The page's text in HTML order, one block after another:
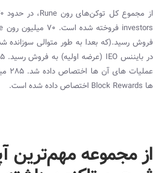
از مجموع کل توکن‌های رون Rune، در حدود 30 میلیون رون
investors فروخته شده است. 70 میلیون رون
فروش رسید.(که بعدا به طور متوالی سوزانده شد) و 20
در بایننس IEO (عرضه اولیه) به فروش رسید. 105 میلیون رون
عملیات های آن ها اختصاص داده شد. 285 میلیون رون
ها Block Rewards اختصاص داده شده است.
از مجموعه مهم‌ترین